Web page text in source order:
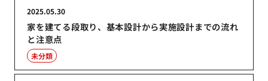
家を建てる段取り、基本設計から実施設計までの流れ
と注意点
2025.05.30
未分類